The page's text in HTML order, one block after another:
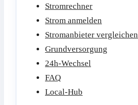
Stromrechner
Strom anmelden
Stromanbieter vergleichen
Grundversorgung
24h-Wechsel
FAQ
Local-Hub